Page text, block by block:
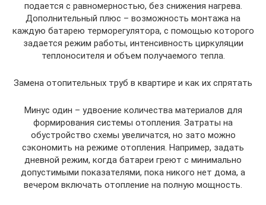
подается с равномерностью, без снижения нагрева.
Дополнительный плюс – возможность монтажа на
каждую батарею терморегулятора, с помощью которого
задается режим работы, интенсивность циркуляции
теплоносителя и объем получаемого тепла.
Замена отопительных труб в квартире и как их спрятать
Минус один – удвоение количества материалов для
формирования системы отопления. Затраты на
обустройство схемы увеличатся, но зато можно
сэкономить на режиме отопления. Например, задать
дневной режим, когда батареи греют с минимально
допустимыми показателями, пока никого нет дома, а
вечером включать отопление на полную мощность.